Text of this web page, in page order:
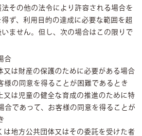
その他の法令により許容される場合を
ず、利用目的の達成に必要な範囲を超
ません。但し、次の場合はこの限りで
合
又は財産の保護のために必要がある場合
様の同意を得ることが困難であるとき
又は児童の健全な育成の推進のために特
合であって、お客様の同意を得ることが
は地方公共団体又はその委託を受けた者